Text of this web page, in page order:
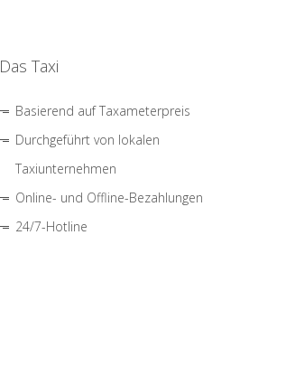
Das Taxi
Basierend auf Taxameterpreis
Durchgeführt von lokalen
Taxiunternehmen
Online- und Offline-Bezahlungen
24/7-Hotline